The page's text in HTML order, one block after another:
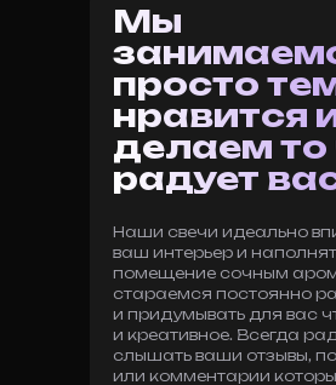
Мы
просто
нравится
делаем то
радует
Наши свечи идеально
ваш интерьер и наполнят
помещение сочным
стараемся постоянно
и придумывать для вас
и креативное. Всегда
слышать ваши отзывы,
или комментарии